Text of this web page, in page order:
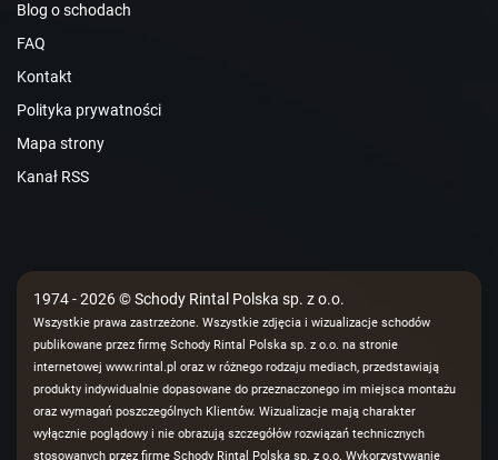
Blog o schodach
FAQ
Kontakt
Polityka prywatności
Mapa strony
Kanał RSS
1974 - 2026 © Schody Rintal Polska sp. z o.o.
Wszystkie prawa zastrzeżone. Wszystkie zdjęcia i wizualizacje schodów
publikowane przez firmę Schody Rintal Polska sp. z o.o. na stronie
internetowej www.rintal.pl oraz w różnego rodzaju mediach, przedstawiają
produkty indywidualnie dopasowane do przeznaczonego im miejsca montażu
oraz wymagań poszczególnych Klientów. Wizualizacje mają charakter
wyłącznie poglądowy i nie obrazują szczegółów rozwiązań technicznych
stosowanych przez firmę Schody Rintal Polska sp. z o.o. Wykorzystywanie